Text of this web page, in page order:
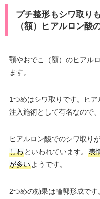
プチ整形もシワ取り
（額）ヒアルロン酸
顎やおでこ（額）のヒアル
ます。
1つめはシワ取りです。ヒ
注入施術として有名なので
ヒアルロン酸でのシワ取り
しわといわれています。
表
が多いようです。
2つめの効果は輪郭形成で